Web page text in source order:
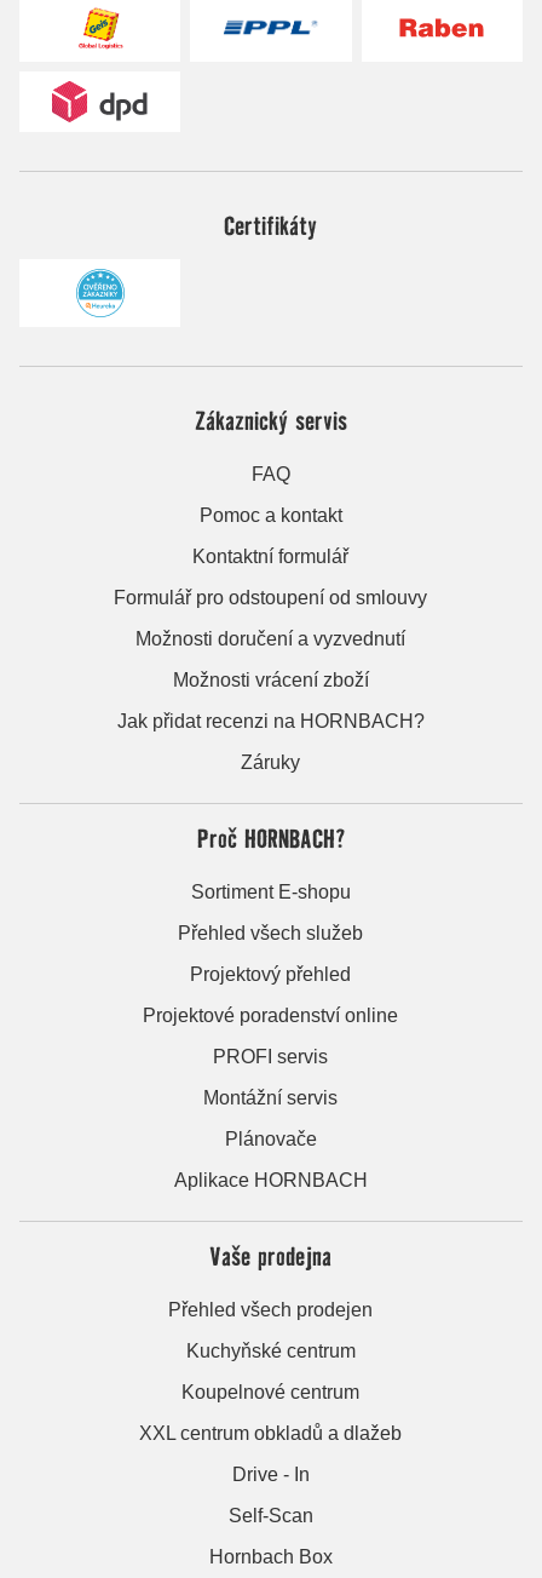
Certifikáty
Zákaznický servis
FAQ
Pomoc a kontakt
Kontaktní formulář
Formulář pro odstoupení od smlouvy
Možnosti doručení a vyzvednutí
Možnosti vrácení zboží
Jak přidat recenzi na HORNBACH?
Záruky
Proč HORNBACH?
Sortiment E-shopu
Přehled všech služeb
Projektový přehled
Projektové poradenství online
PROFI servis
Montážní servis
Plánovače
Aplikace HORNBACH
Vaše prodejna
Přehled všech prodejen
Kuchyňské centrum
Koupelnové centrum
XXL centrum obkladů a dlažeb
Drive - In
Self-Scan
Hornbach Box